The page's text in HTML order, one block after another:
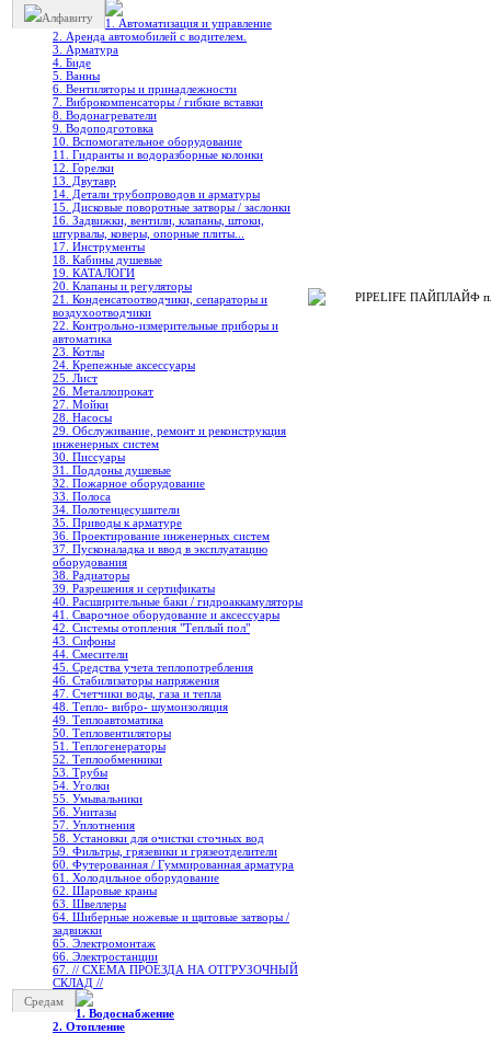
Алфавиту
1. Автоматизация и управление
2. Аренда автомобилей с водителем.
3. Арматура
4. Биде
5. Ванны
6. Вентиляторы и принадлежности
7. Виброкомпенсаторы / гибкие вставки
8. Водонагреватели
9. Водоподготовка
10. Вспомогательное оборудование
11. Гидранты и водоразборные колонки
12. Горелки
13. Двутавр
14. Детали трубопроводов и арматуры
15. Дисковые поворотные затворы / заслонки
16. Задвижки, вентили, клапаны, штоки,
штурвалы, коверы, опорные плиты...
17. Инструменты
18. Кабины душевые
19. КАТАЛОГИ
20. Клапаны и регуляторы
21. Конденсатоотводчики, сепараторы и
воздухоотводчики
22. Контрольно-измерительные приборы и
автоматика
23. Котлы
24. Крепежные аксессуары
25. Лист
26. Металлопрокат
27. Мойки
28. Насосы
29. Обслуживание, ремонт и реконструкция
инженерных систем
30. Писсуары
31. Поддоны душевые
32. Пожарное оборудование
33. Полоса
34. Полотенцесушители
35. Приводы к арматуре
36. Проектирование инженерных систем
37. Пусконаладка и ввод в эксплуатацию
оборудования
38. Радиаторы
39. Разрешения и сертификаты
40. Расширительные баки / гидроаккамуляторы
41. Сварочное оборудование и аксессуары
42. Системы отопления "Теплый пол"
43. Сифоны
44. Смесители
45. Средства учета теплопотребления
46. Стабилизаторы напряжения
47. Счетчики воды, газа и тепла
48. Тепло- вибро- шумоизоляция
49. Теплоавтоматика
50. Тепловентиляторы
51. Теплогенераторы
52. Теплообменники
53. Трубы
54. Уголки
55. Умывальники
56. Унитазы
57. Уплотнения
58. Установки для очистки сточных вод
59. Фильтры, грязевики и грязеотделители
60. Футерованная / Гуммированная арматура
61. Холодильное oборудование
62. Шаровые краны
63. Швеллеры
64. Шиберные ножевые и щитовые затворы /
задвижки
65. Электромонтаж
66. Электростанции
67. // СХЕМА ПРОЕЗДА НА ОТГРУЗОЧНЫЙ
СКЛАД //
Средам
1. Водоснабжение
2. Отопление
PIPELIFE ПАЙПЛАЙФ